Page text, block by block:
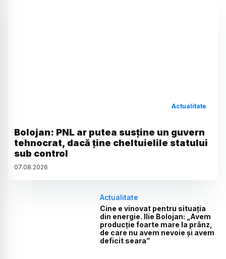
Actualitate
Bolojan: PNL ar putea susține un guvern
tehnocrat, dacă ține cheltuielile statului
sub control
07.08.2026
Actualitate
Cine e vinovat pentru situația
din energie. Ilie Bolojan: „Avem
producție foarte mare la prânz,
de care nu avem nevoie și avem
deficit seara”